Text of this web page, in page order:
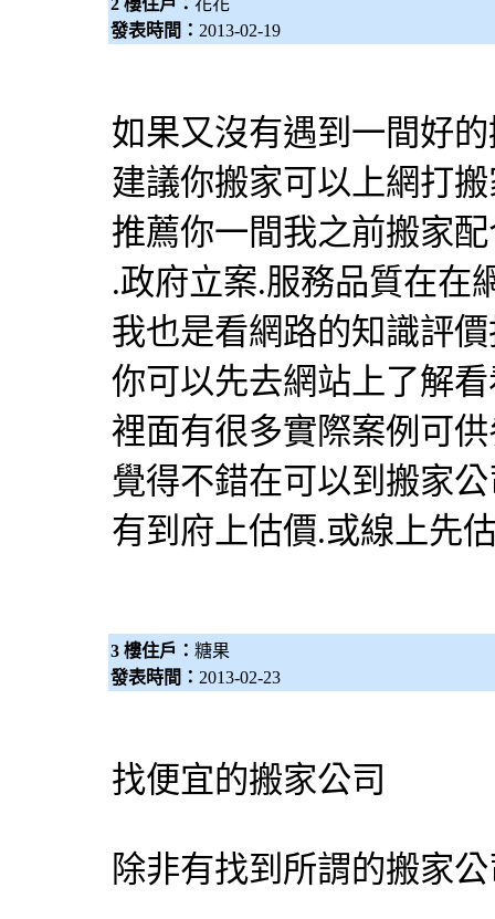
2 樓住戶： 花花
發表時間： 2013-02-19
如果又沒有遇到一間好
建議你搬家可以上網打
推薦你一間我之前搬家
.政府立案.服務品質在在
我也是看網路的知識評
你可以先去網站上了解
裡面有很多實際案例可
覺得不錯在可以到搬家
有到府上估價.或線上先
3 樓住戶： 糖果
發表時間： 2013-02-23
找便宜的搬家公司
除非有找到所謂的搬家